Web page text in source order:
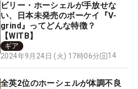
ビリー・ホーシェルが手放せな
い、日本未発売のボーケイ『V-
grind』ってどんな特徴？
【WITB】
ギア
2024年9月24日 (火) 17時06分
14
全英2位のホーシェルが体調不良